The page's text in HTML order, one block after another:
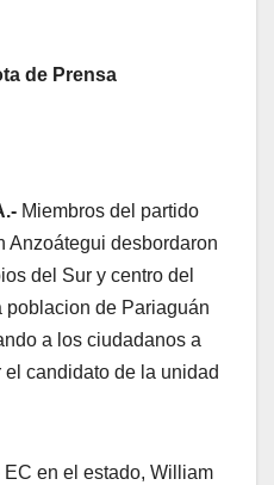
de Prensa
Miembros del partido
Anzoátegui desbordaron
del Sur y centro del
poblacion de Pariaguán
a los ciudadanos a
candidato de la unidad
en el estado, William